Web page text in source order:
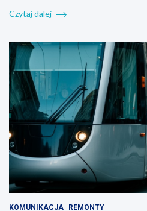
Czytaj dalej
KOMUNIKACJA REMONTY